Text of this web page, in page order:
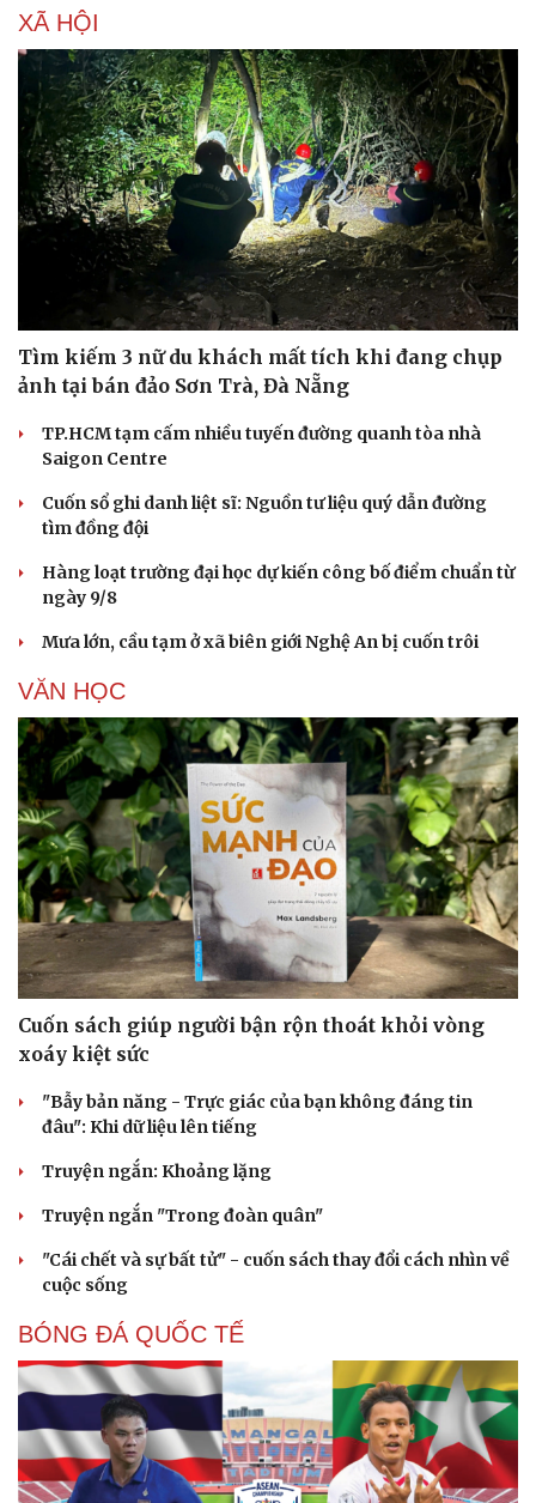
Văn hóa
Sân khấu - Điện ảnh
Văn học
Âm nhạc
Di sản
Giải trí
Nghệ sĩ
Thời trang
Sao Việt
XÃ HỘI
Tìm kiếm 3 nữ du khách mất tích khi đang chụp
ảnh tại bán đảo Sơn Trà, Đà Nẵng
TP.HCM tạm cấm nhiều tuyến đường quanh tòa nhà
Saigon Centre
Cuốn sổ ghi danh liệt sĩ: Nguồn tư liệu quý dẫn đường
tìm đồng đội
Hàng loạt trường đại học dự kiến công bố điểm chuẩn từ
ngày 9/8
Mưa lớn, cầu tạm ở xã biên giới Nghệ An bị cuốn trôi
VĂN HỌC
Cuốn sách giúp người bận rộn thoát khỏi vòng
xoáy kiệt sức
"Bẫy bản năng - Trực giác của bạn không đáng tin
đâu": Khi dữ liệu lên tiếng
Truyện ngắn: Khoảng lặng
Truyện ngắn "Trong đoàn quân"
"Cái chết và sự bất tử" - cuốn sách thay đổi cách nhìn về
cuộc sống
BÓNG ĐÁ QUỐC TẾ